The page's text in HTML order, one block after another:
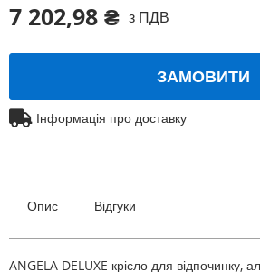
7 202,98 ₴ з ПДВ
ЗАМОВИТИ
Інформація про доставку
Опис Відгуки
ANGELA DELUXE крісло для відпочинку,